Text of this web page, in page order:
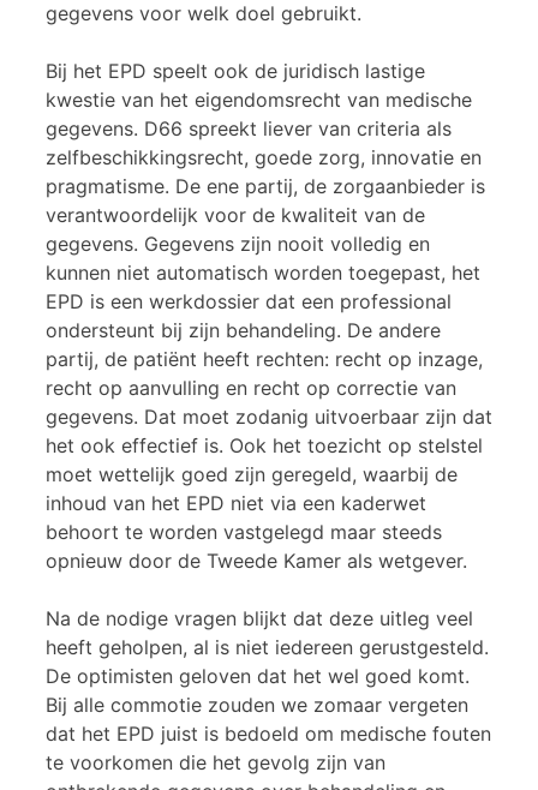
gegevens voor welk doel gebruikt.
Bij het EPD speelt ook de juridisch lastige
kwestie van het eigendomsrecht van medische
gegevens. D66 spreekt liever van criteria als
zelfbeschikkingsrecht, goede zorg, innovatie en
pragmatisme. De ene partij, de zorgaanbieder is
verantwoordelijk voor de kwaliteit van de
gegevens. Gegevens zijn nooit volledig en
kunnen niet automatisch worden toegepast, het
EPD is een werkdossier dat een professional
ondersteunt bij zijn behandeling. De andere
partij, de patiënt heeft rechten: recht op inzage,
recht op aanvulling en recht op correctie van
gegevens. Dat moet zodanig uitvoerbaar zijn dat
het ook effectief is. Ook het toezicht op stelstel
moet wettelijk goed zijn geregeld, waarbij de
inhoud van het EPD niet via een kaderwet
behoort te worden vastgelegd maar steeds
opnieuw door de Tweede Kamer als wetgever.
Na de nodige vragen blijkt dat deze uitleg veel
heeft geholpen, al is niet iedereen gerustgesteld.
De optimisten geloven dat het wel goed komt.
Bij alle commotie zouden we zomaar vergeten
dat het EPD juist is bedoeld om medische fouten
te voorkomen die het gevolg zijn van